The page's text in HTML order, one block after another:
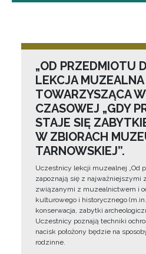
„OD PRZEDMIOTU
LEKCJA MUZEALNA
TOWARZYSZĄCA
CZASOWEJ „GDY
STAJE SIĘ
W ZBIORACH
TARNOWSKIEJ”.
Uczestnicy lekcji muzealnej „Od
zapoznają się z najważniejszymi
związanymi z muzealnictwem i
kulturowego i historycznego
konserwacja, zabytki
Uczestnicy poznają techniki
nacisk położony będzie na
rodzinne.